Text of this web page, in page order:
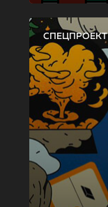
СПЕЦПРОЕКТ